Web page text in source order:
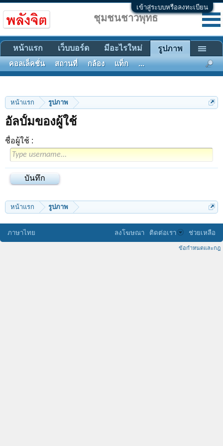
เข้าสู่ระบบหรือลงทะเบียน
หน้าแรก รูปภาพ
อัลบั้มของผู้ใช้
ชื่อผู้ใช้ :
หน้าแรก รูปภาพ
ชุมชนชาวพุทธ
หน้าแรก เว็บบอร์ด มีอะไรใหม่ รูปภาพ
คอลเล็คชั่น สถานที่ กล้อง แท็ก ...
ภาษาไทย ลงโฆษณา ติดต่อเรา ช่วยเหลือ
ข้อกำหนดและกฎ